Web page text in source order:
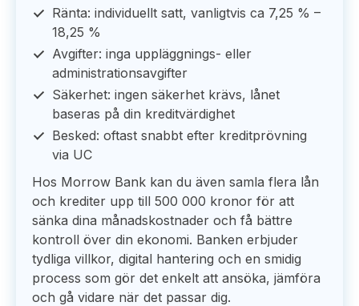
Ränta: individuellt satt, vanligtvis ca 7,25 % –
18,25 %
Avgifter: inga uppläggnings- eller
administrationsavgifter
Säkerhet: ingen säkerhet krävs, lånet
baseras på din kreditvärdighet
Besked: oftast snabbt efter kreditprövning
via UC
Hos Morrow Bank kan du även samla flera lån
och krediter upp till 500 000 kronor för att
sänka dina månadskostnader och få bättre
kontroll över din ekonomi. Banken erbjuder
tydliga villkor, digital hantering och en smidig
process som gör det enkelt att ansöka, jämföra
och gå vidare när det passar dig.